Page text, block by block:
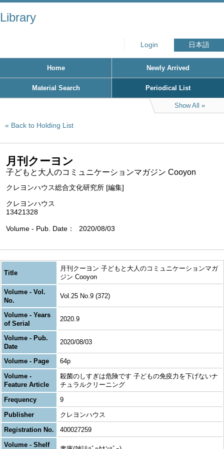
Library
Login 日本語
Home Newly Arrived
Material Search Periodical List
Show All
Back to Holding List
月刊クーヨン
子どもと大人のコミュニケーションマガジン Cooyon
クレヨンハウス総合文化研究所 [編集]
クレヨンハウス
13421328
Volume - Pub. Date 2020/08/03
Title
月刊クーヨン 子どもと大人のコミュニケーションマガ
ジン Cooyon
Volume - Vol.
No.
Vol.25 No.9 (372)
Volume - Years
of Serial
2020.9
Volume - Pub.
Date
2020/08/03
Volume - Page
64p
Volume -
Feature Article
殺菌のしすぎは危険です 子どもの免疫力を下げないナ
チュラルクリーニング
Frequency
9
Publisher
クレヨンハウス
Registration No.
400027259
Volume - Shelf